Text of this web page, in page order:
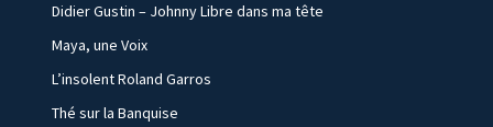
Didier Gustin – Johnny Libre dans ma tête
Maya, une Voix
L’insolent Roland Garros
Thé sur la Banquise